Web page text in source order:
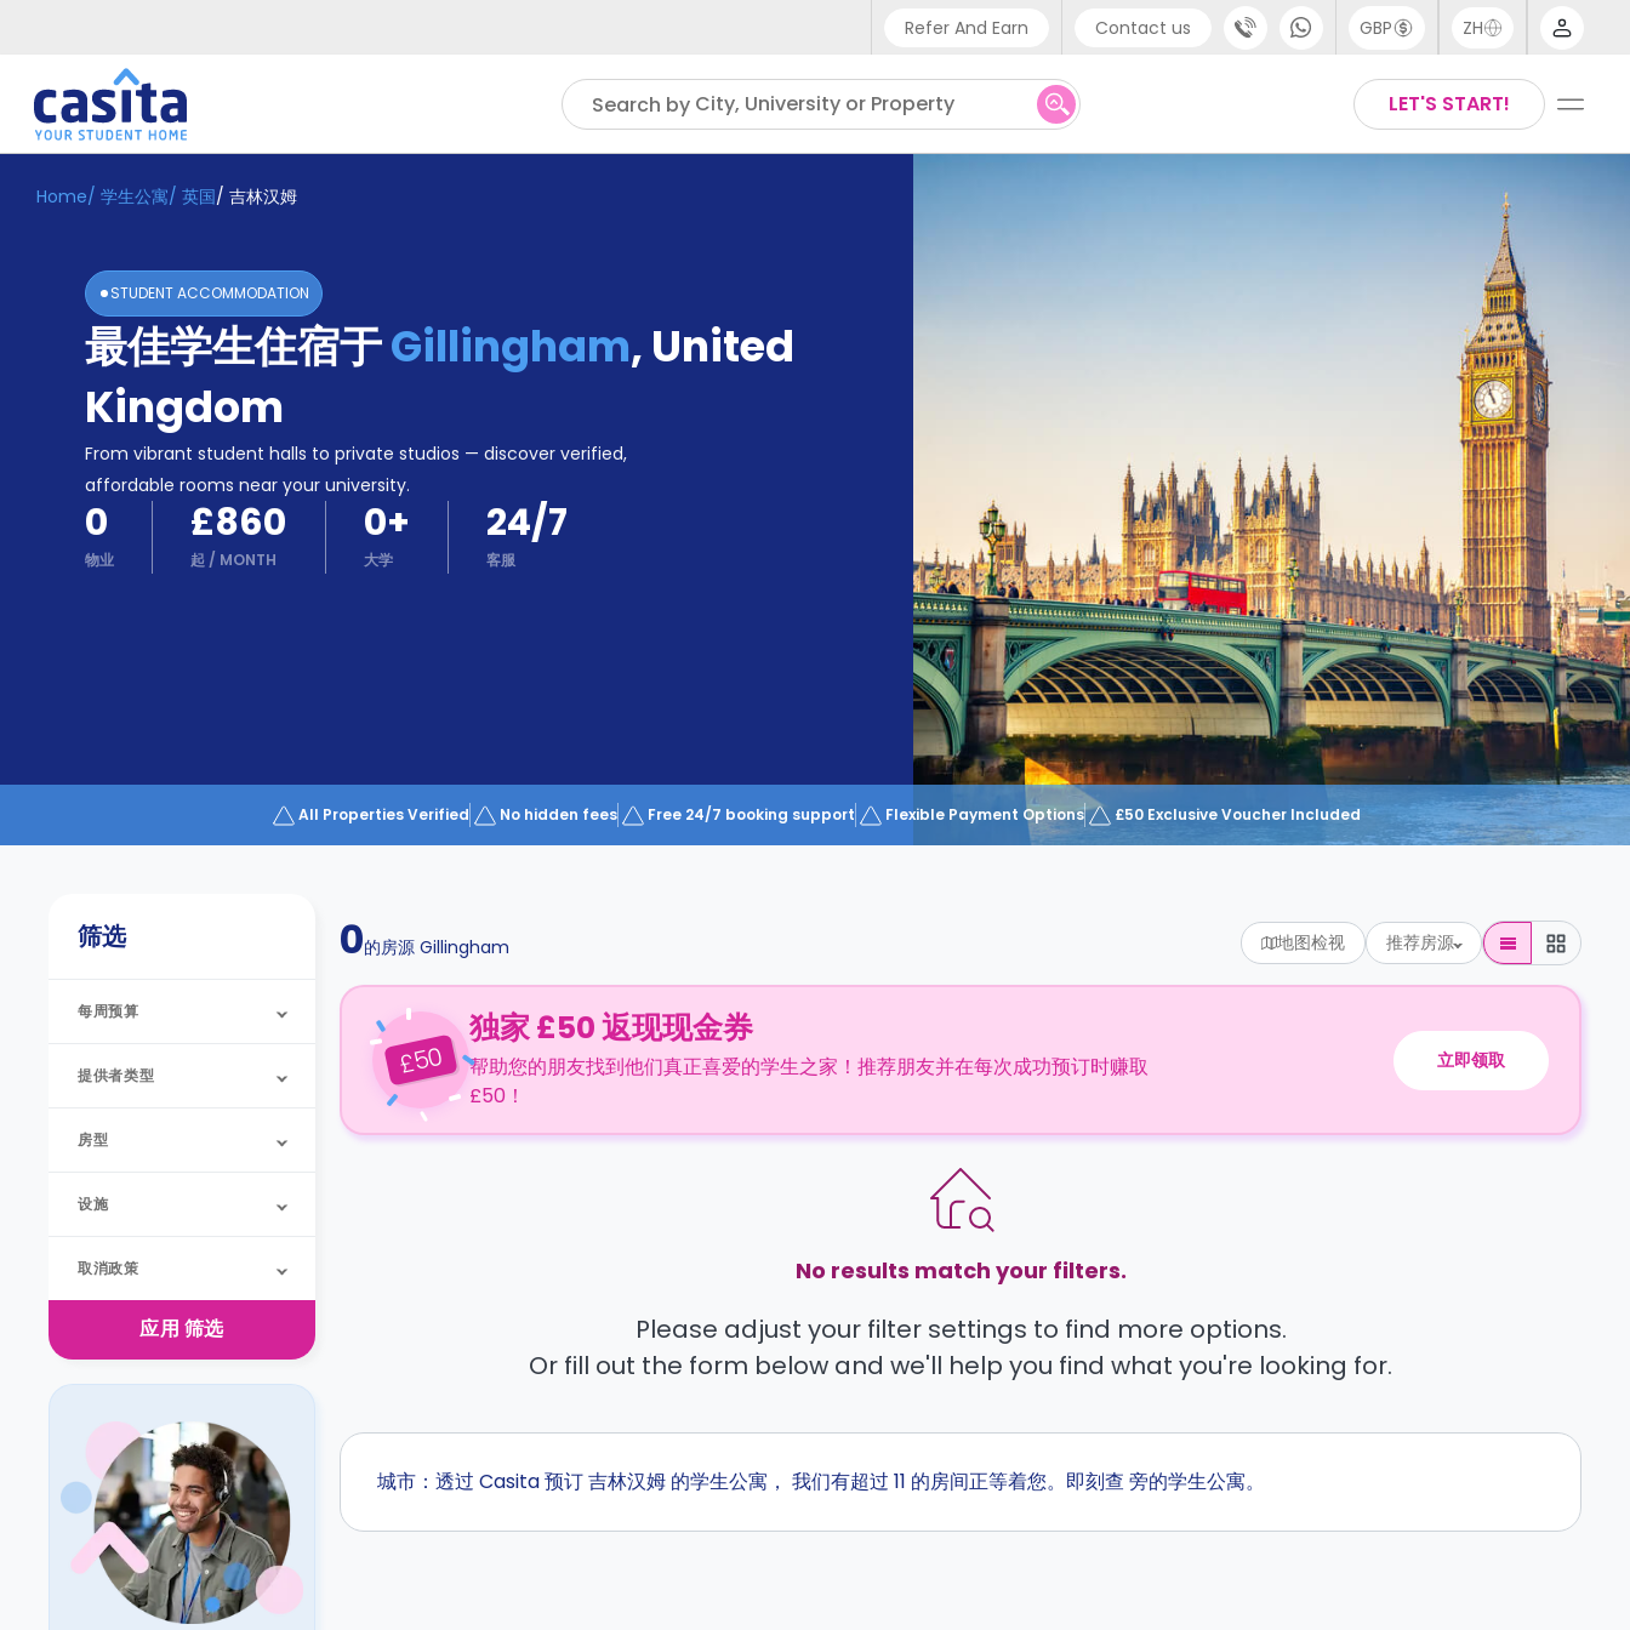
Refer And Earn Contact us
Phone support
UK - +44 (0) 20 3871 8666
GBP ZH
LET'S START!
Search by City, University or Property
Home ZH GBP
入
Booking
Accommodation
Become
Home/ 学生公寓/ 英国/ 吉林汉姆
STUDENT ACCOMMODATION
最佳学生住宿于Gillingham, United
Kingdom
From vibrant student halls to private studios — discover verified,
affordable rooms near your university.
0
物业
£860
起 / MONTH
0+
大学
24/7
客服
All Properties Verified No hidden fees Free 24/7 booking support Flexible Payment Options £50 Exclusive Voucher Included
筛选
每周预算
提供者类型
房型
设施
取消政策
应用 筛选
0的房源 Gillingham 地图检视 推荐房源
£50
独家 £50 返现现金券
帮助您的朋友找到他们真正喜爱的学生之家！推荐朋友并在每次成功预订时赚取
£50！
立即领取
No results match your filters.
Please adjust your filter settings to find more options.
Or fill out the form below and we'll help you find what you're looking for.
城市：透过 Casita 预订 吉林汉姆 的学生公寓， 我们有超过 11 的房间正等着您。即刻查 旁的学生公寓。